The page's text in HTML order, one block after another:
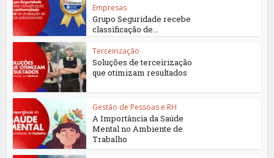
Empresas
Grupo Seguridade recebe
classificação de...
Terceirização
Soluções de terceirização
que otimizam resultados
Gestão de Pessoas e RH
A Importância da Saúde
Mental no Ambiente de
Trabalho